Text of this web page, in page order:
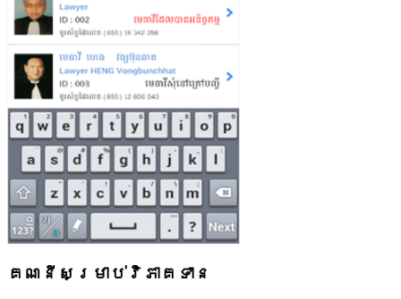
គណនីសម្រាប់វិភាគទាន